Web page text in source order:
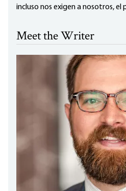
incluso nos exigen a nosotros, el
Meet the Writer